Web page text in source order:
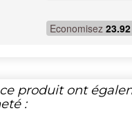
Economisez 23.92
produit ont
: